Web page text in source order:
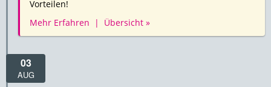
Vorteilen!
Mehr Erfahren | Übersicht »
03
AUG